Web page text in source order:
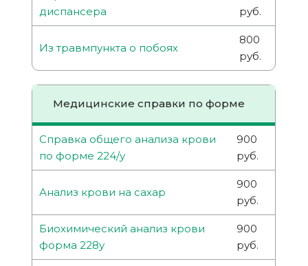
диспансера
руб.
Из травмпункта о побоях
800
руб.
Медицинские справки по форме
Справка общего анализа крови
по форме 224/у
900
руб.
Анализ крови на сахар
900
руб.
Биохимический анализ крови
форма 228у
900
руб.